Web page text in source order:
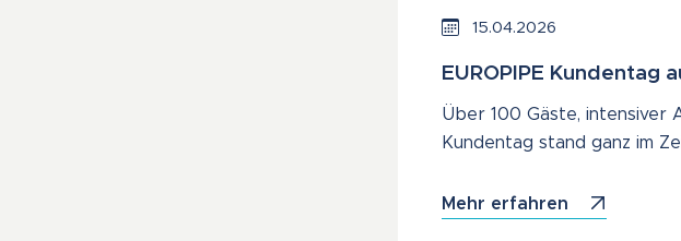
15.04.2026
EUROPIPE
Über 100 Gäste, intensiver
Kundentag stand ganz im
Mehr erfahren